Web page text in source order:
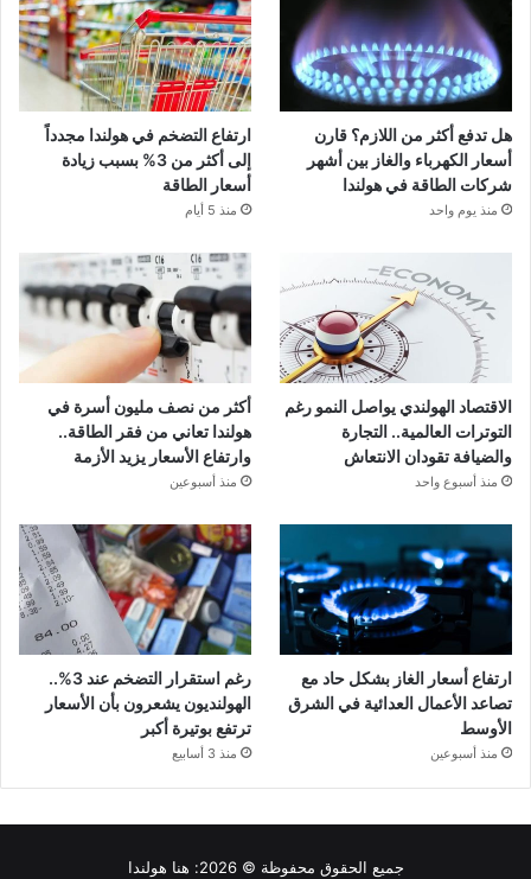
هل تدفع أكثر من اللازم؟ قارن
أسعار الكهرباء والغاز بين أشهر
شركات الطاقة في هولندا
منذ يوم واحد
ارتفاع التضخم في هولندا مجدداً
إلى أكثر من 3% بسبب زيادة
أسعار الطاقة
منذ 5 أيام
الاقتصاد الهولندي يواصل النمو رغم
التوترات العالمية.. التجارة
والضيافة تقودان الانتعاش
منذ أسبوع واحد
أكثر من نصف مليون أسرة في
هولندا تعاني من فقر الطاقة..
وارتفاع الأسعار يزيد الأزمة
منذ أسبوعين
ارتفاع أسعار الغاز بشكل حاد مع
تصاعد الأعمال العدائية في الشرق
الأوسط
منذ أسبوعين
رغم استقرار التضخم عند 3%..
الهولنديون يشعرون بأن الأسعار
ترتفع بوتيرة أكبر
منذ 3 أسابيع
جميع الحقوق محفوظة © 2026: هنا هولندا